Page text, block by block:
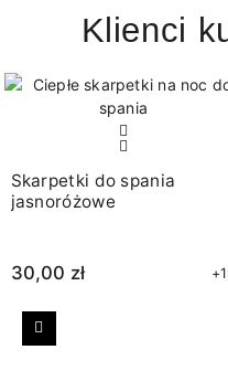
Klienci
Skarpetki do spania
jasnoróżowe
30,00 zł
Poprzedni